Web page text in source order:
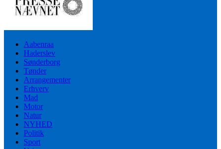
Aabenraa
Haderslev
Sønderborg
Tønder
Arrangementer
Erhverv
Mad
Motor
Natur
NYHED
Politik
Sport